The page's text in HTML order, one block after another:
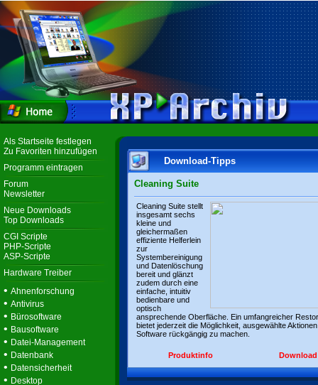
Als Startseite festlegen
Zu Favoriten hinzufügen
Programm eintragen
Forum
Newsletter
Neue Downloads
Top Downloads
CGI Scripte
PHP-Scripte
ASP-Scripte
Hardware Treiber
• Ahnenforschung
• Antivirus
• Bürosoftware
• Bausoftware
• Datei-Management
• Datenbank
• Datensicherheit
• Desktop
Download-Tipps
Cleaning Suite
Cleaning Suite stellt
insgesamt sechs
kleine und
gleichermaßen
effiziente Helferlein
zur
Systembereinigung
und Datenlöschung
bereit und glänzt
zudem durch eine
einfache, intuitiv
bedienbare und
optisch
ansprechende Oberfläche. Ein umfangreicher
bietet jederzeit die Möglichkeit, ausgewählte
Software rückgängig zu machen.
Produktinfo Download